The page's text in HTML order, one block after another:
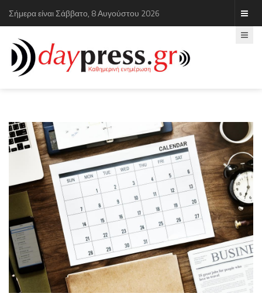
Σήμερα είναι Σάββατο, 8 Αυγούστου 2026